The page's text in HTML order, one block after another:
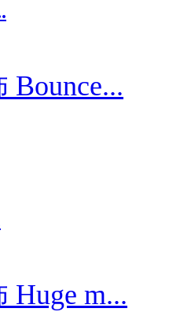
Bounce...
Huge m...